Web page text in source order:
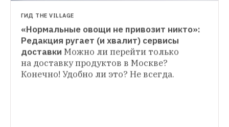
ГИД THE VILLAGE
Алыча, шелковица и абрикосы:
Что покупать на рынке в июне Сезон
ГИД THE VILLAGE
Где заказывать свежие круассаны, багеты
ГИД THE VILLAGE
«Нормальные овощи не привозит никто»:
Редакция ругает (и хвалит) сервисы
доставки Можно ли перейти только
на доставку продуктов в Москве?
Конечно! Удобно ли это? Не всегда.